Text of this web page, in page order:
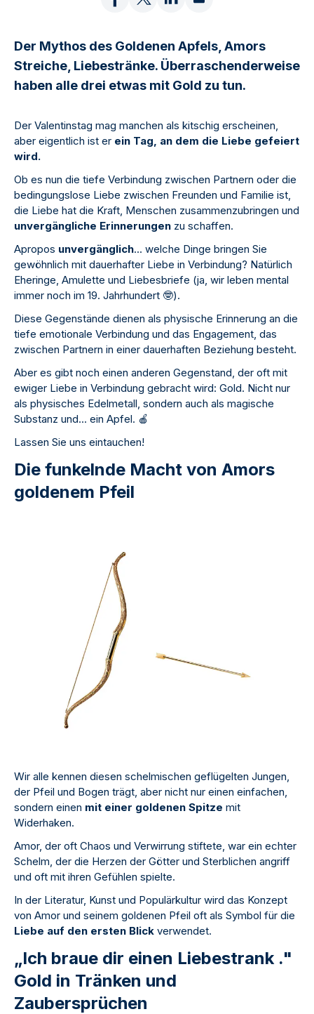
Der Mythos des Goldenen Apfels, Amors
Streiche, Liebestränke. Überraschenderweise
haben alle drei etwas mit Gold zu tun.
Der Valentinstag mag manchen als kitschig erscheinen,
aber eigentlich ist er ein Tag, an dem die Liebe gefeiert
wird.
Ob es nun die tiefe Verbindung zwischen Partnern oder die
bedingungslose Liebe zwischen Freunden und Familie ist,
die Liebe hat die Kraft, Menschen zusammenzubringen und
unvergängliche Erinnerungen zu schaffen.
Apropos unvergänglich... welche Dinge bringen Sie
gewöhnlich mit dauerhafter Liebe in Verbindung? Natürlich
Eheringe, Amulette und Liebesbriefe (ja, wir leben mental
immer noch im 19. Jahrhundert 🤓).
Diese Gegenstände dienen als physische Erinnerung an die
tiefe emotionale Verbindung und das Engagement, das
zwischen Partnern in einer dauerhaften Beziehung besteht.
Aber es gibt noch einen anderen Gegenstand, der oft mit
ewiger Liebe in Verbindung gebracht wird: Gold. Nicht nur
als physisches Edelmetall, sondern auch als magische
Substanz und... ein Apfel. 🍎
Lassen Sie uns eintauchen!
Die funkelnde Macht von Amors
goldenem Pfeil
Wir alle kennen diesen schelmischen geflügelten Jungen,
der Pfeil und Bogen trägt, aber nicht nur einen einfachen,
sondern einen mit einer goldenen Spitze mit
Widerhaken.
Amor, der oft Chaos und Verwirrung stiftete, war ein echter
Schelm, der die Herzen der Götter und Sterblichen angriff
und oft mit ihren Gefühlen spielte.
In der Literatur, Kunst und Populärkultur wird das Konzept
von Amor und seinem goldenen Pfeil oft als Symbol für die
Liebe auf den ersten Blick verwendet.
„Ich braue dir einen Liebestrank ."
Gold in Tränken und
Zaubersprüchen